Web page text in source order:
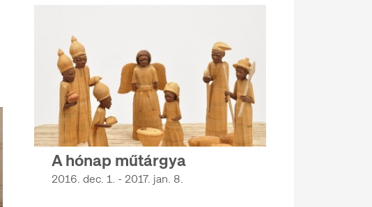
A hónap műtárgya
2016. dec. 1. - 2017. jan. 8.